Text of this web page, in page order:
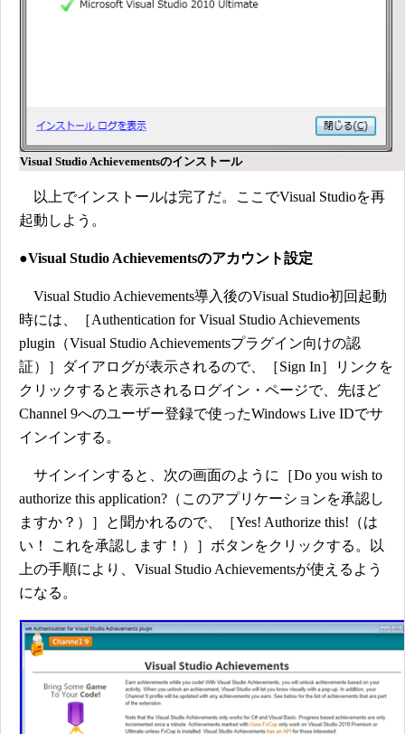
Visual Studio Achievementsのインストール
以上でインストールは完了だ。ここでVisual Studioを再
起動しよう。
●Visual Studio Achievementsのアカウント設定
Visual Studio Achievements導入後のVisual Studio初回起動
時には、［Authentication for Visual Studio Achievements
plugin（Visual Studio Achievementsプラグイン向けの認
証）］ダイアログが表示されるので、［Sign In］リンクを
クリックすると表示されるログイン・ページで、先ほど
Channel 9へのユーザー登録で使ったWindows Live IDでサ
インインする。
サインインすると、次の画面のように［Do you wish to
authorize this application?（このアプリケーションを承認し
ますか？）］と聞かれるので、［Yes! Authorize this!（は
い！ これを承認します！）］ボタンをクリックする。以
上の手順により、Visual Studio Achievementsが使えるよう
になる。